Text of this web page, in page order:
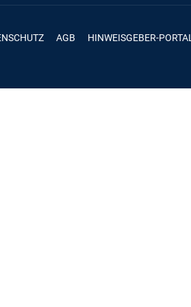
AGB HINWEISGEBER-PORTAL